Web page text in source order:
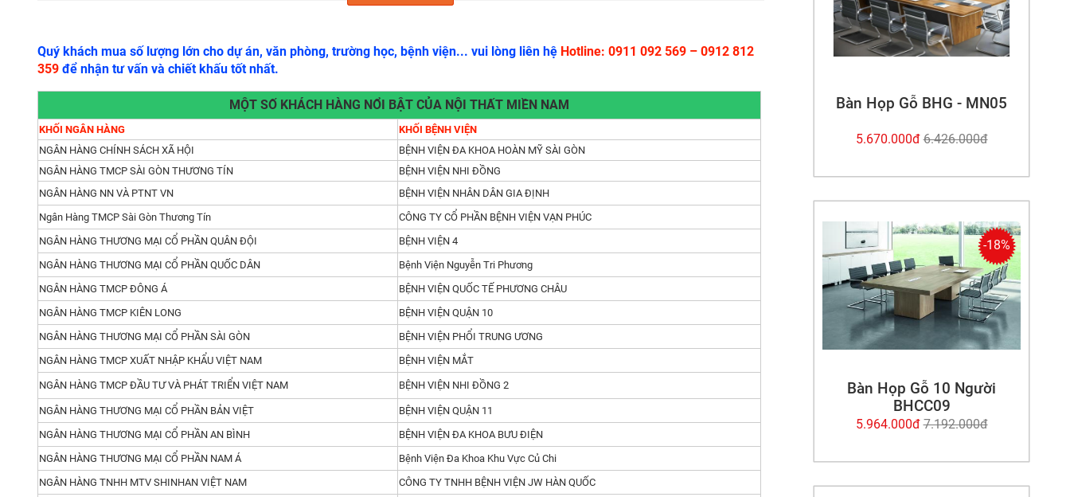
Mẫu bàn họp bằng gỗ-BHCC02 đa dạng màu sắc cho bạn lựa chọn.Ngoài ra, ở giữa mặt bàn, chúng tôi phủ một lớp sơn đen,
chất liệu PU chống cháy, chống trầy xước, chống thấm nước, dễ lau chùi các vết bút bi, vết mực,... Phối hợp hài hoà với hoạ tiết
vân giả gỗ trên mặt bàn, điểm thêm nét độc đáo, sự mới lạ và tính hiện đại, sang trọng cho phòng họp.
Bên cạnh đó, bàn họp gỗ có chân được làm bằng sắt được sơn tĩnh điện. Dưới mỗi chân bàn được lót thêm những tấm đệm cao
su. Nhờ vậy, khi dịch chuyển sẽ không bị trầy, xước, làm mất thẩm mĩ sàn nhà, cũng như trơn trượt, gây nguy hiểm cho Quý khách
hàng.
Bàn họp gỗ lớn- BHCC02 của chúng tôi phù hợp với hầu hết mọi mẫu mã ghế cho văn phòng, phòng họp. Và chứa được 8 - 10
người, rất phù hợp cho mọi phòng họp.
Lợi ích khi mua sản phẩm tại Công ty nội thất Miền Nam
Công ty nội thất Miền Namcó xưởng sản xuất cơ khí riêng, chuyên sản xuất các khung bàn, chân bàn nhằm mang đến cho Quý
khách hàng những sản phẩm hoàn hảo nhất và tự tin với giá thành hợp lý, rẻ nhất thị trường hiện nay.
Bên cạnh đó, chúng tôi luôn sẵn sàng hỗ trợ khách hàng về bảo hành, tư vấn thiết kế tuỳ theo nhu cầu và sở thích của từng
người. Nhưng vẫn đảm bảo được nét đặc trưng vốn có của thiết kế ban đầu. Luôn đảm bảo Quý khách hàng sẽ nhận được
những sản phẩm hoàn thiện nhất trong thời gian nhanh nhất.
Quý khách mua số lượng lớn cho dự án, văn phòng, trường học, bệnh viện... vui lòng liên hệ Hotline: 0911 092 569 – 0912 812
359 để nhận tư vấn và chiết khấu tốt nhất.
MỘT SỐ KHÁCH HÀNG NỔI BẬT CỦA NỘI THẤT MIỀN NAM
KHỐI NGÂN HÀNG
KHỐI BỆNH VIỆN
NGÂN HÀNG CHÍNH SÁCH XÃ HỘI
BỆNH VIỆN ĐA KHOA HOÀN MỸ SÀI GÒN
NGÂN HÀNG TMCP SÀI GÒN THƯƠNG TÍN
BỆNH VIỆN NHI ĐỒNG
NGÂN HÀNG NN VÀ PTNT VN
BỆNH VIỆN NHÂN DÂN GIA ĐỊNH
Ngân Hàng TMCP Sài Gòn Thương Tín
CÔNG TY CỔ PHẦN BỆNH VIỆN VẠN PHÚC
NGÂN HÀNG THƯƠNG MẠI CỔ PHẦN QUÂN ĐỘI
BỆNH VIỆN 4
NGÂN HÀNG THƯƠNG MẠI CỔ PHẦN QUỐC DÂN
Bệnh Viện Nguyễn Tri Phương
NGÂN HÀNG TMCP ĐÔNG Á
BỆNH VIỆN QUỐC TẾ PHƯƠNG CHÂU
NGÂN HÀNG TMCP KIÊN LONG
BỆNH VIỆN QUẬN 10
NGÂN HÀNG THƯƠNG MẠI CỔ PHẦN SÀI GÒN
BỆNH VIỆN PHỔI TRUNG ƯƠNG
NGÂN HÀNG TMCP XUẤT NHẬP KHẨU VIỆT NAM
BỆNH VIỆN MẮT
NGÂN HÀNG TMCP ĐẦU TƯ VÀ PHÁT TRIỂN VIỆT NAM BỆNH VIỆN NHI ĐỒNG 2
NGÂN HÀNG THƯƠNG MẠI CỔ PHẦN BẢN VIỆT
BỆNH VIỆN QUẬN 11
NGÂN HÀNG THƯƠNG MẠI CỔ PHẦN AN BÌNH
BỆNH VIỆN ĐA KHOA BƯU ĐIỆN
NGÂN HÀNG THƯƠNG MẠI CỔ PHẦN NAM Á
Bệnh Viện Đa Khoa Khu Vực Củ Chi
NGÂN HÀNG TNHH MTV SHINHAN VIỆT NAM
CÔNG TY TNHH BỆNH VIỆN JW HÀN QUỐC
Bàn Họp Gỗ BHG - MN05
5.670.000đ 6.426.000đ
-18%
Bàn Họp Gỗ 10 Người
BHCC09
5.964.000đ 7.192.000đ